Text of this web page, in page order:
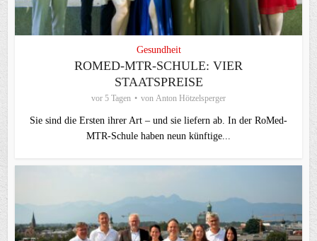
Gesundheit
ROMED-MTR-SCHULE: VIER
STAATSPREISE
vor 5 Tagen von Anton Hötzelsperger
Sie sind die Ersten ihrer Art – und sie liefern ab. In der RoMed-
MTR-Schule haben neun künftige...